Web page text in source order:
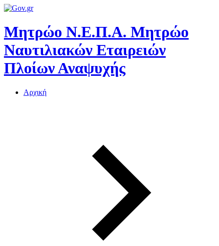
Μητρώο Ν.Ε.Π.Α. Μητρώο
Ναυτιλιακών Εταιρειών
Πλοίων Αναψυχής
Αρχική